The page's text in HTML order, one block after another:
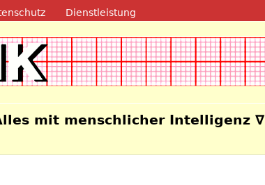
Direkt zum Inhalt
Dienstleistung
mit menschlicher Intelligenz ∇